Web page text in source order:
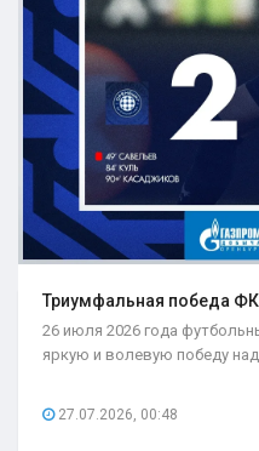
Триумфальная победа
26 июля 2026 года
яркую и волевую победу над
27.07.2026, 00:48